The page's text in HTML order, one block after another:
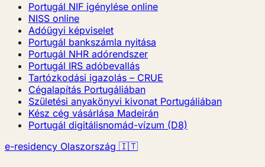
Portugál NIF igénylése online
NISS online
Adóügyi képviselet
Portugál bankszámla nyitása
Portugál NHR adórendszer
Portugál IRS adóbevallás
Tartózkodási igazolás – CRUE
Cégalapítás Portugáliában
Születési anyakönyvi kivonat Portugáliában
Kész cég vásárlása Madeirán
Portugál digitálisnomád-vízum (D8)
e-residency Olaszország 🇮🇹